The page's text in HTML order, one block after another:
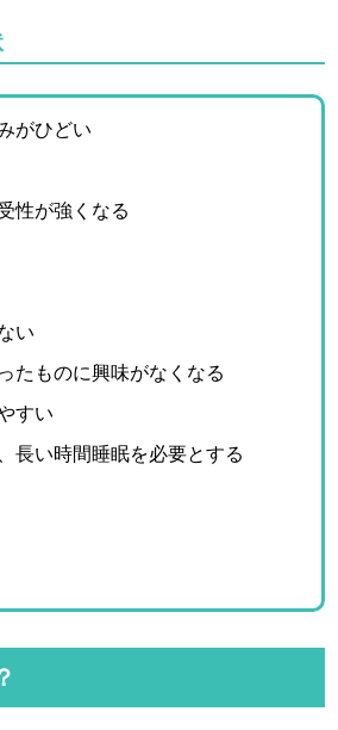
がひどい
性が強くなる
い
たものに興味がなくなる
すい
長い時間睡眠を必要とする